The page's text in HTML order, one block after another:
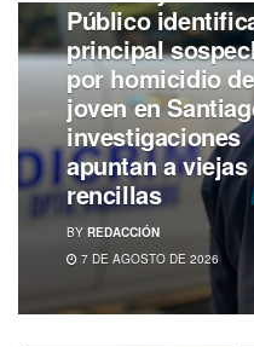
Público
principal
por homicidio de
joven en
investigaciones
apuntan a viejas
rencillas
BY REDACCIÓN
7 DE AGOSTO DE 2026